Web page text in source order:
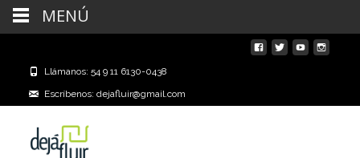
Llámanos: 54 9 11 6130-0438
Escríbenos: dejafluir@gmail.com
MENÚ